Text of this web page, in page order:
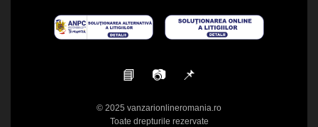
📘 📷 📌
© 2025 vanzarionlineromania.ro
Toate drepturile rezervate